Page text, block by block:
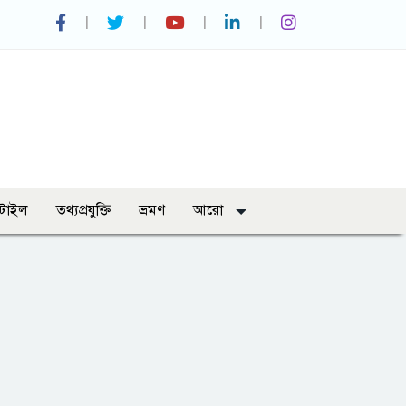
তথ্যপ্রযুক্তি ভ্রমণ আরো